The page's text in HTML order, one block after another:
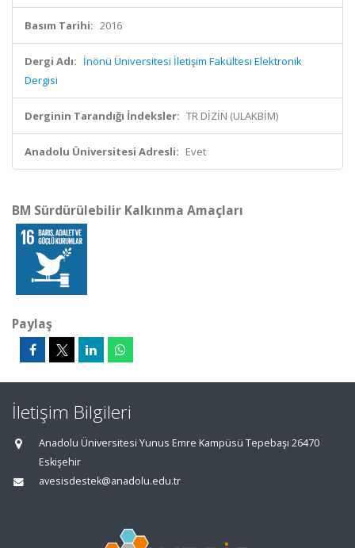
Basım Tarihi: 2016
Dergi Adı: İnönü Üniversitesi İletişim Fakültesi Elektronik
Dergisi
Derginin Tarandığı İndeksler: TR DİZİN (ULAKBİM)
Anadolu Üniversitesi Adresli: Evet
BM Sürdürülebilir Kalkınma Amaçları
Paylaş
İletişim Bilgileri
Anadolu Üniversitesi Yunus Emre Kampüsü Tepebaşı 26470
Eskişehir
avesisdestek@anadolu.edu.tr